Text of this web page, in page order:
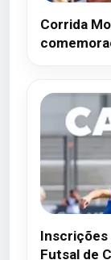
Corrida
Inscrições
Futsal de